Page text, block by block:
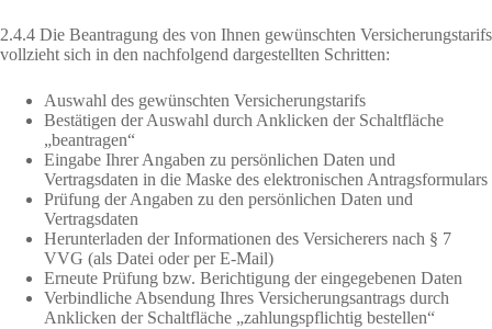
2.4.4 Die Beantragung des von Ihnen gewünschten Versicherungstarifs
vollzieht sich in den nachfolgend dargestellten Schritten:
Auswahl des gewünschten Versicherungstarifs
Bestätigen der Auswahl durch Anklicken der Schaltfläche
„beantragen“
Eingabe Ihrer Angaben zu persönlichen Daten und
Vertragsdaten in die Maske des elektronischen Antragsformulars
Prüfung der Angaben zu den persönlichen Daten und
Vertragsdaten
Herunterladen der Informationen des Versicherers nach § 7
VVG (als Datei oder per E-Mail)
Erneute Prüfung bzw. Berichtigung der eingegebenen Daten
Verbindliche Absendung Ihres Versicherungsantrags durch
Anklicken der Schaltfläche „zahlungspflichtig bestellen“